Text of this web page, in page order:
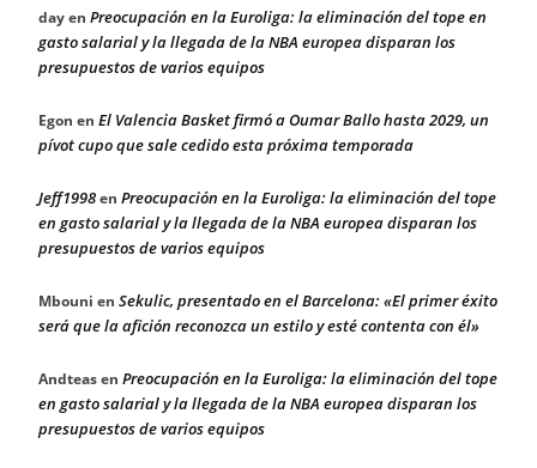
dayen Preocupación en la Euroliga: la eliminación del tope en
gasto salarial y la llegada de la NBA europea disparan los
presupuestos de varios equipos
Egon en El Valencia Basket firmó a Oumar Ballo hasta 2029, un
pívot cupo que sale cedido esta próxima temporada
Jeff1998en Preocupación en la Euroliga: la eliminación del tope
en gasto salarial y la llegada de la NBA europea disparan los
presupuestos de varios equipos
Mbouni en Sekulic, presentado en el Barcelona: «El primer éxito
será que la afición reconozca un estilo y esté contenta con él»
Andteasen Preocupación en la Euroliga: la eliminación del tope
en gasto salarial y la llegada de la NBA europea disparan los
presupuestos de varios equipos